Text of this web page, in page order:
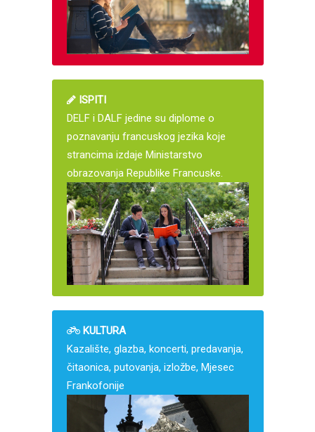
ISPITI
DELF i DALF jedine su diplome o
poznavanju francuskog jezika koje
strancima izdaje Ministarstvo
obrazovanja Republike Francuske.
KULTURA
Kazalište, glazba, koncerti, predavanja,
čitaonica, putovanja, izložbe, Mjesec
Frankofonije